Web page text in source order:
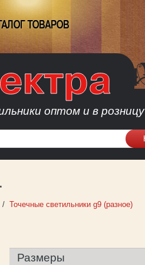
ТОВАРОВ
оптом и в розницу
Точечные светильники g9 (разное)
Размеры